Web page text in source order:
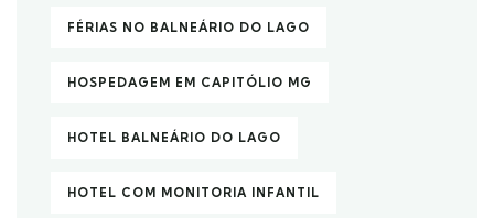
FÉRIAS NO BALNEÁRIO DO LAGO
HOSPEDAGEM EM CAPITÓLIO MG
HOTEL BALNEÁRIO DO LAGO
HOTEL COM MONITORIA INFANTIL